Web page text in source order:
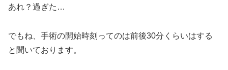
あれ？過ぎた …
でもね、手術の開始時刻ってのは前後30分くらいはする
と聞いております。